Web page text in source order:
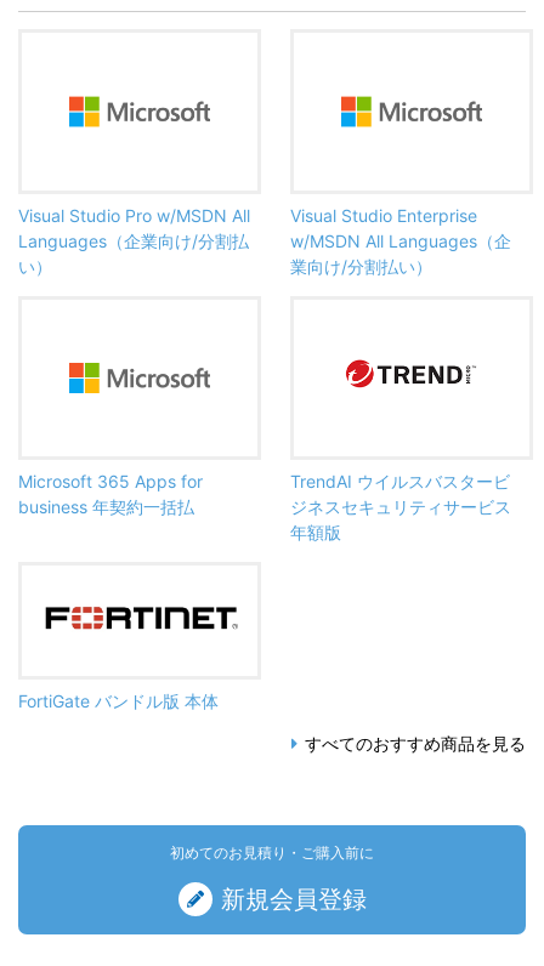
Visual Studio Pro w/MSDN All
Languages（企業向け/分割払
い）
Visual Studio Enterprise
w/MSDN All Languages（企
業向け/分割払い）
Microsoft 365 Apps for
business 年契約一括払
TrendAI ウイルスバスタービ
ジネスセキュリティサービス
年額版
FortiGate バンドル版 本体
すべてのおすすめ商品を見る
初めてのお見積り・ご購入前に
新規会員登録